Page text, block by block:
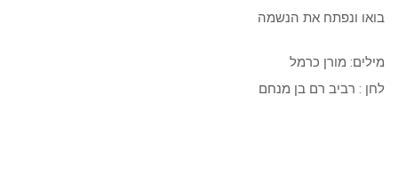
בואו ונפתח את הנשמה
מילים: מורן כרמל
לחן : רביב רם בן מנחם